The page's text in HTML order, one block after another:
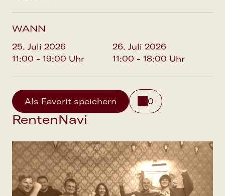
WANN
25. Juli 2026
11:00 - 19:00 Uhr
26. Juli 2026
11:00 - 18:00 Uhr
Als Favorit speichern 0
RentenNavi